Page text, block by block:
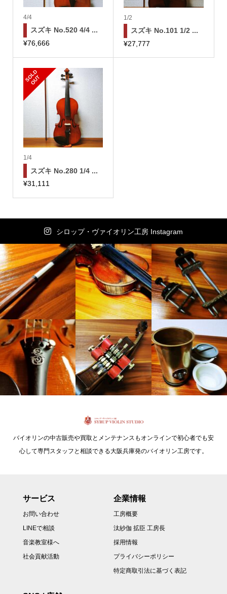
4/4
スズキ No.520 4/4 ...
¥76,666
1/2
スズキ No.101 1/2 ...
¥27,777
S
O
L
D
O
U
T
1/4
スズキ No.280 1/4 ...
¥31,111
シロップ・ヴァイオリン工房 Instagram
バイオリンの中古販売や買取とメンテナンスもオンラインで初心者でも安
心して専門スタッフと相談できる大阪兵庫発のバイオリン工房です。
サービス
お問い合わせ
LINEで相談
音楽教室様へ
社会貢献活動
企業情報
工房概要
汰紗伽 拡臣 工房長
採用情報
プライバシーポリシー
特定商取引法に基づく表記